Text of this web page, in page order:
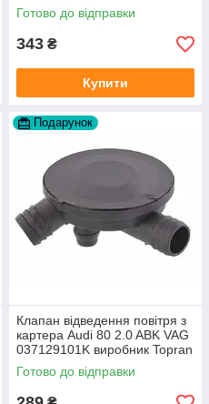
Готово до відправки
343 ₴
Купити
Подарунок
Клапан відведення повітря з
картера Audi 80 2.0 ABK VAG
037129101K виробник Topran
Німеччина
Готово до відправки